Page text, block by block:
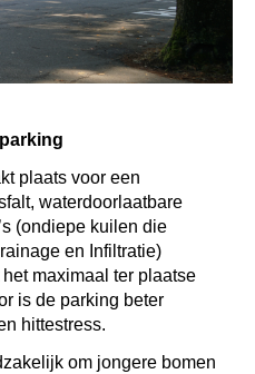
plaats voor een
waterdoorlaatbare
(ondiepe kuilen die
en Infiltratie)
maximaal ter plaatse
is de parking beter
hittestress.
om jongere bomen